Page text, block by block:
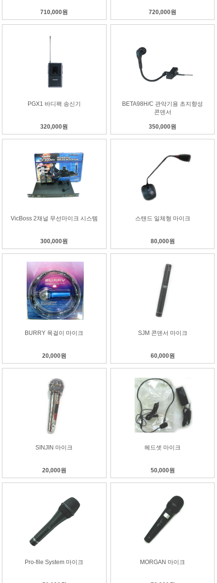
710,000원 720,000원
PGX1 바디팩 송신기
320,000원
BETA98H/C 관악기용 초지향성
콘덴서
350,000원
VicBoss 2채널 무선마이크 시스템
300,000원
스탠드 일체형 마이크
80,000원
BURRY 목걸이 마이크
20,000원
SJM 콘덴서 마이크
60,000원
SINJIN 마이크
20,000원
헤드셋 마이크
50,000원
Pro-file System 마이크 MORGAN 마이크